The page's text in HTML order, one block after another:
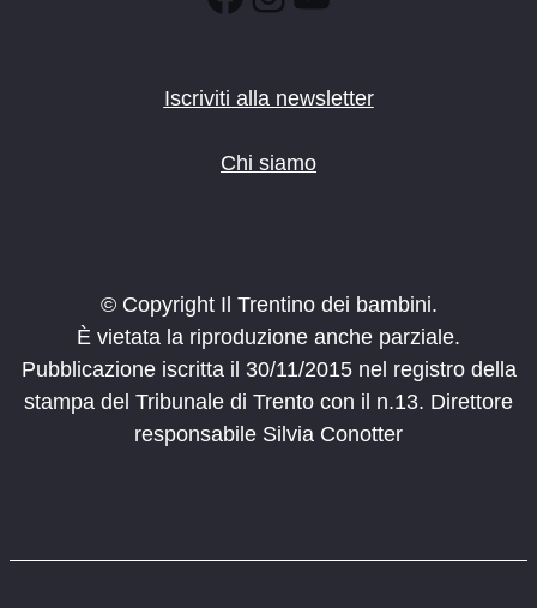
Iscriviti alla newsletter
Chi siamo
© Copyright Il Trentino dei bambini.
È vietata la riproduzione anche parziale.
Pubblicazione iscritta il 30/11/2015 nel registro della
stampa del Tribunale di Trento con il n.13. Direttore
responsabile Silvia Conotter